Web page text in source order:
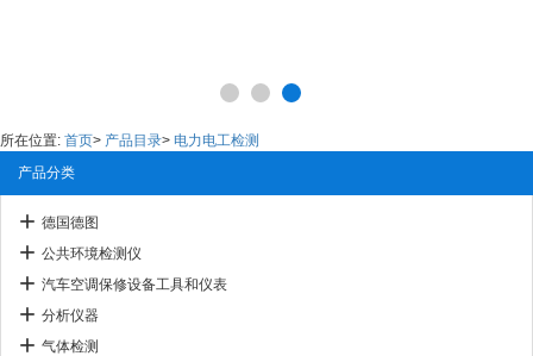
所在位置: 首页> 产品目录> 电力电工检测
产品分类
德国德图
公共环境检测仪
汽车空调保修设备工具和仪表
分析仪器
气体检测